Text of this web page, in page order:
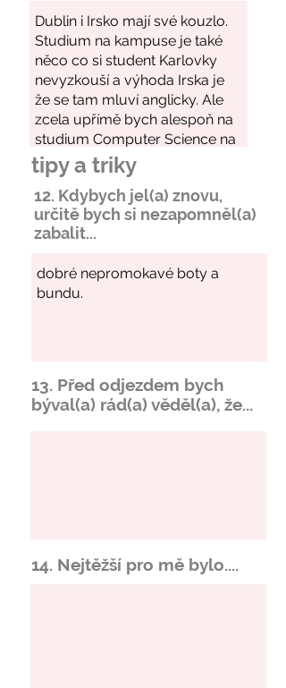
tipy a triky
12. Kdybych jel(a) znovu,
určitě bych si nezapomněl(a)
zabalit...
13. Před odjezdem bych
býval(a) rád(a) věděl(a), že...
14. Nejtěžší pro mě bylo....